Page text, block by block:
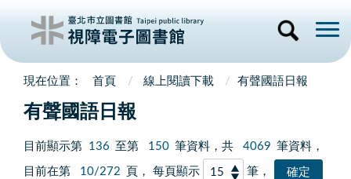
首頁 線上閱讀下載 有聲國語日報
有聲國語日報
目前顯示第 136 至第 150 筆資料，共 4069 筆資料，
目前在第 10/272 頁， 每頁顯示 筆，